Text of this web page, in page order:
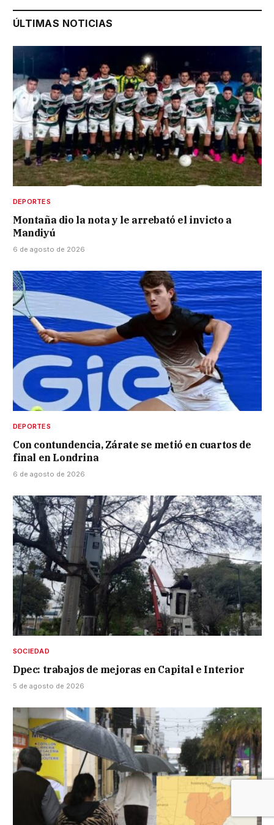
ÚLTIMAS NOTICIAS
DEPORTES
Montaña dio la nota y le arrebató el invicto a
Mandiyú
6 de agosto de 2026
DEPORTES
Con contundencia, Zárate se metió en cuartos de
final en Londrina
6 de agosto de 2026
SOCIEDAD
Dpec: trabajos de mejoras en Capital e Interior
5 de agosto de 2026